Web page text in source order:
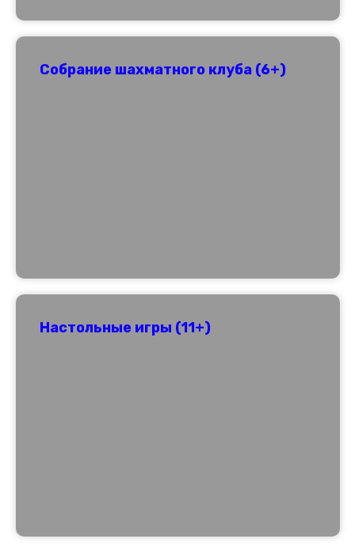
Собрание шахматного клуба (6+)
Настольные игры (11+)